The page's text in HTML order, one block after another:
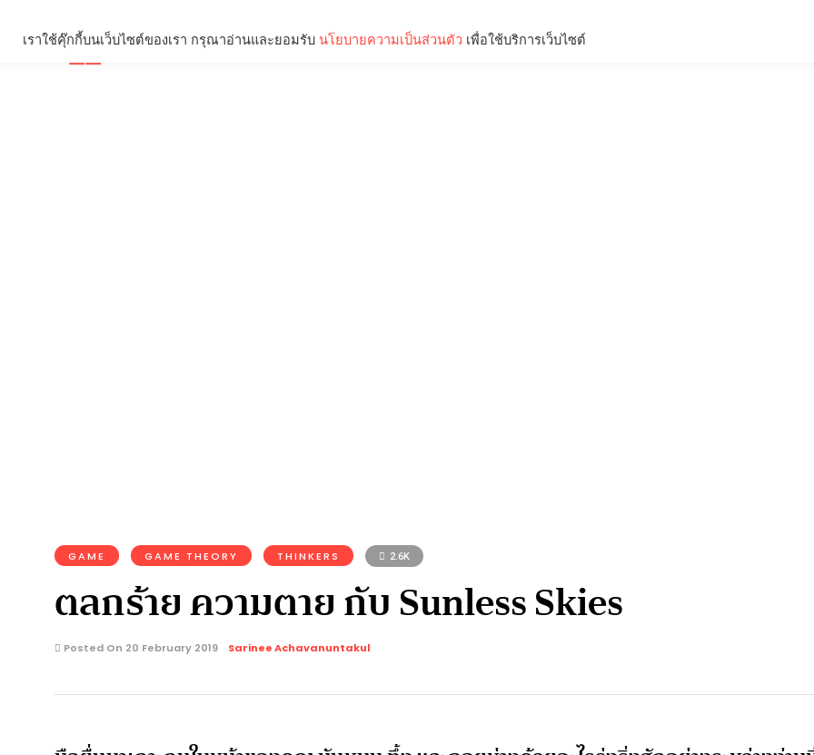
GAME GAME THEORY THINKERS 2.6K
ตลกร้าย ความตาย กับ Sunless Skies
Posted On 20 February 2019 Sarinee Achavanuntakul
เราใช้คุ๊กกี้บนเว็บไซต์ของเรา กรุณาอ่านและยอมรับ นโยบายความเป็นส่วนตัว เพื่อใช้บริการเว็บไซต์